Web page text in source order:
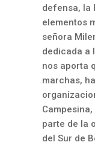
defensa, la
elementos
señora
dedicada a
nos aporta
marchas,
parte de la
del Sur de